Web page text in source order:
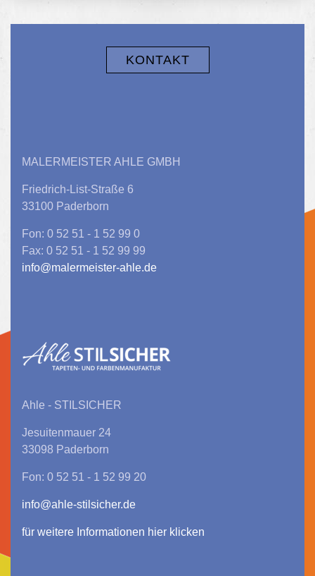
KONTAKT
MALERMEISTER AHLE GMBH
Friedrich-List-Straße 6
33100 Paderborn
Fon: 0 52 51 - 1 52 99 0
Fax: 0 52 51 - 1 52 99 99
info@malermeister-ahle.de
Ahle - STILSICHER
Jesuitenmauer 24
33098 Paderborn
Fon: 0 52 51 - 1 52 99 20
info@ahle-stilsicher.de
für weitere Informationen hier klicken